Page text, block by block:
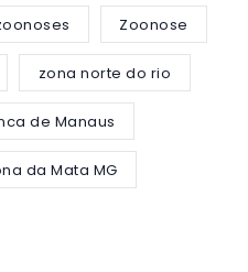
Zoonose
zona norte do rio
de Manaus
da Mata MG